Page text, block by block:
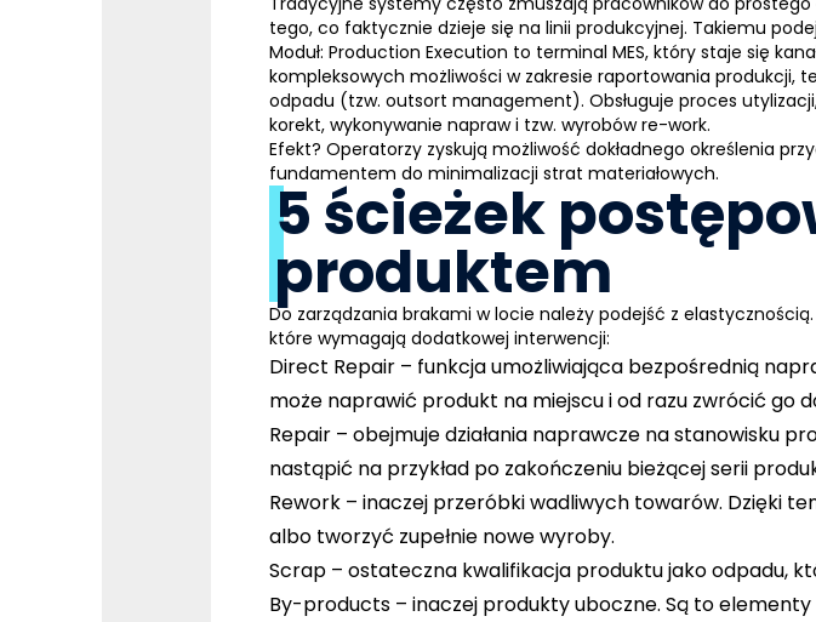
tego, co faktycznie dzieje się na linii produkcyjnej. Takiemu
Moduł: Production Execution to terminal MES, który staje się
kompleksowych możliwości w zakresie raportowania produkcji,
odpadu (tzw. outsort management). Obsługuje proces
korekt, wykonywanie napraw i tzw. wyrobów re-work.
Efekt? Operatorzy zyskują możliwość dokładnego określenia
fundamentem do minimalizacji strat materiałowych.
5 ścieżek
produktem
Do zarządzania brakami w locie należy podejść z
które wymagają dodatkowej interwencji:
Direct Repair – funkcja umożliwiająca bezpośrednią
może naprawić produkt na miejscu i od razu zwrócić go
Repair – obejmuje działania naprawcze na stanowisku
nastąpić na przykład po zakończeniu bieżącej serii
Rework – inaczej przeróbki wadliwych towarów. Dzięki
albo tworzyć zupełnie nowe wyroby.
Scrap – ostateczna kwalifikacja produktu jako odpadu,
By-products – inaczej produkty uboczne. Są to